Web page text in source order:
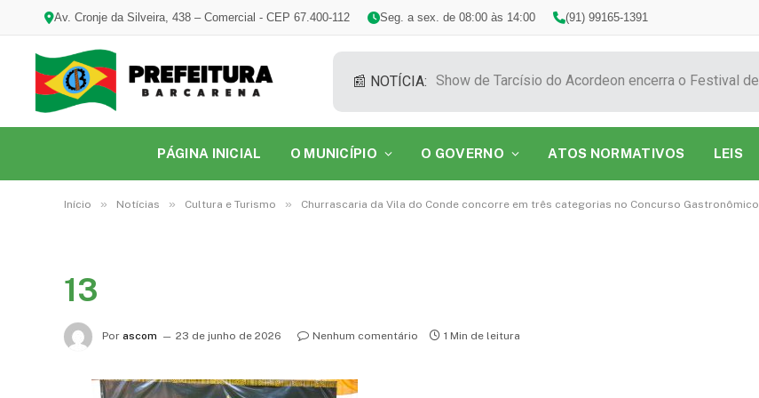
Av. Cronje da Silveira, 438 – Comercial - CEP 67.400-112 Seg. a sex. de 08:00 às 14:00 (91) 99165-1391
📰 NOTÍCIA:
PÁGINA INICIAL O MUNICÍPIO O GOVERNO ATOS NORMATIVOS LEIS
Início » Notícias » Cultura e Turismo » Churrascaria da Vila do Conde concorre em três categorias no Concurso Gastronômico
13
Por ascom 23 de junho de 2026 Nenhum comentário 1 Min de leitura